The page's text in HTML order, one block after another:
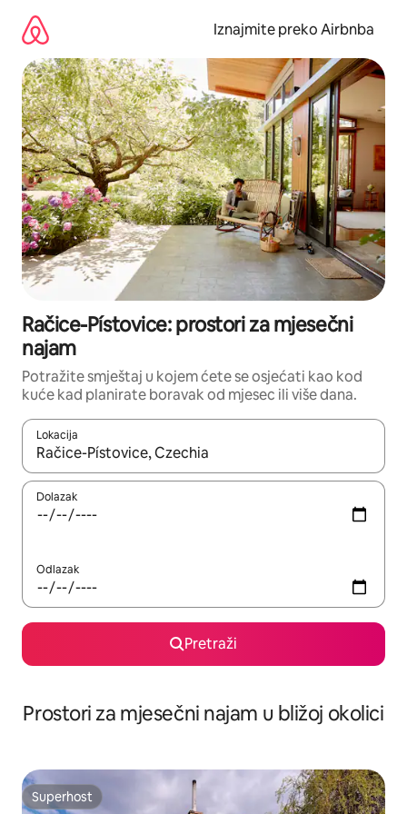
sadržaj
Iznajmite preko Airbnba
Račice-Pístovice: prostori za mjesečni
najam
Potražite smještaj u kojem ćete se osjećati kao kod
kuće kad planirate boravak od mjesec ili više dana.
Lokacija
Kada budu dostupni rezultati, moći ćete ih pregledati
Dolazak
Odlazak
Pretraži
Prostori za mjesečni najam u bližoj okolici
Superhost
Superhost